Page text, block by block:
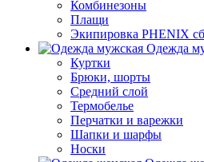
Комбинезоны
Плащи
Экипировка PHENIX
Одежда
Куртки
Брюки, шорты
Средний слой
Термобелье
Перчатки и варежки
Шапки и шарфы
Носки